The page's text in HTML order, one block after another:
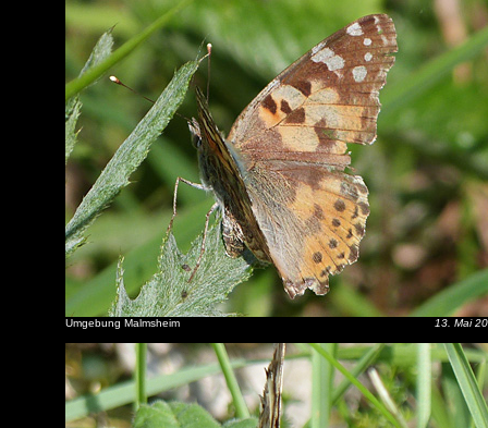
Umgebung Malmsheim 13. Mai